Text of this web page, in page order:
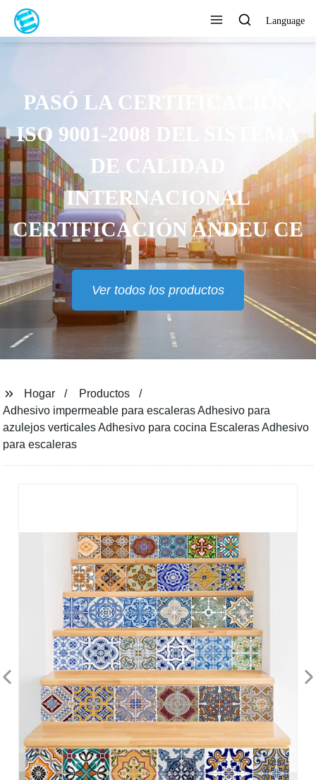
Language
Hogar
Productos
Adhesivo impermeable para escaleras Adhesivo para
azulejos verticales Adhesivo para cocina Escaleras Adhesivo
para escaleras